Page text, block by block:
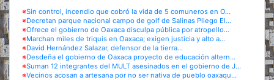
※Sin control, incendio que cobró la vida de 5 comuneros en O...
※Decretan parque nacional campo de golf de Salinas Pliego El...
※Ofrece el gobierno de Oaxaca disculpa pública por atropello...
※Marchan miles de triquis en Oaxaca; exigen justicia y alto a...
※David Hernández Salazar, defensor de la tierra...
※Desdeña el gobierno de Oaxaca proyecto de educación altern...
※Suman 12 integrantes del MULT asesinados en el gobierno de J...
※Vecinos acosan a artesana por no ser nativa de pueblo oaxaqu...